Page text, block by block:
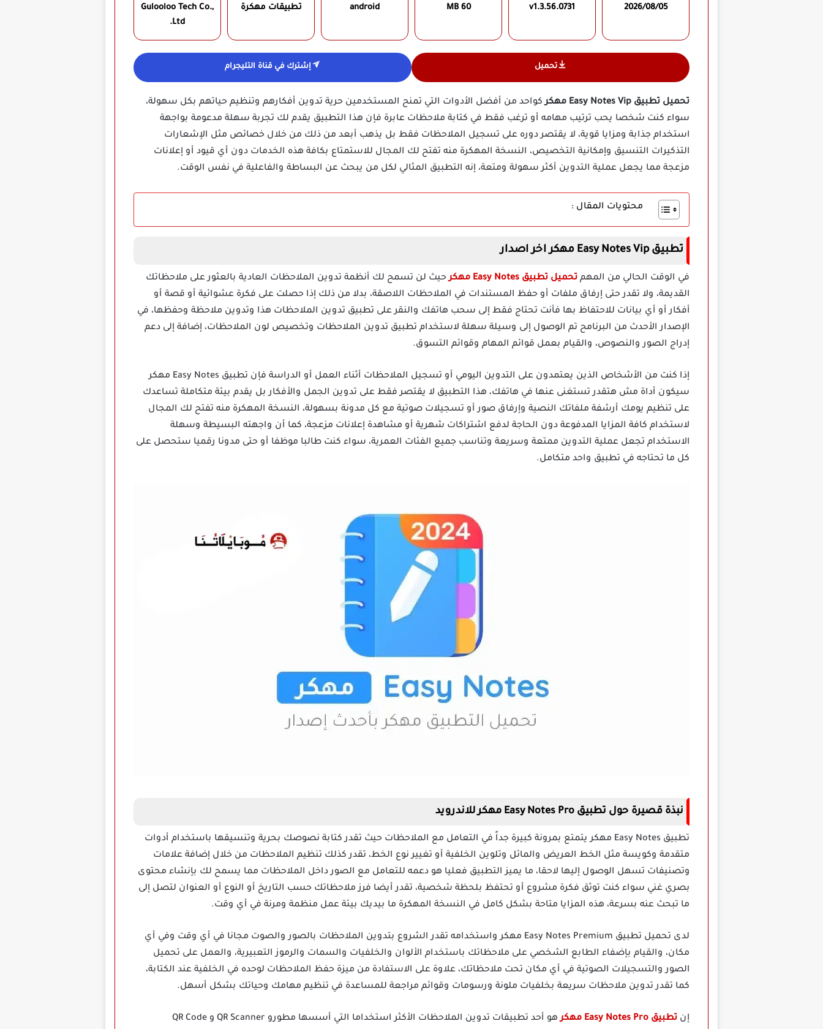
2026/08/05
v1.3.56.0731
60 MB
android تطبيقات مهكرة
Gulooloo Tech Co.,
Ltd.‏
تحميل إشترك في قناة التليجرام
تحميل تطبيق Easy Notes Vip مهكر
كواحد من أفضل الأدوات التي تمنح المستخدمين حرية تدوين أفكارهم وتنظيم حياتهم بكل سهولة،
سواء كنت شخصا يحب ترتيب مهامه أو ترغب فقط في كتابة ملاحظات عابرة فإن هذا التطبيق يقدم لك تجربة سهلة مدعومة بواجهة
استخدام جذابة ومزايا قوية، لا يقتصر دوره على تسجيل الملاحظات فقط بل يذهب أبعد من ذلك من خلال خصائص مثل الإشعارات
التذكيرات التنسيق وإمكانية التخصيص، النسخة المهكرة منه تفتح لك المجال للاستمتاع بكافة هذه الخدمات دون أي قيود أو إعلانات
مزعجة مما يجعل عملية التدوين أكثر سهولة ومتعة، إنه التطبيق المثالي لكل من يبحث عن البساطة والفاعلية في نفس الوقت.
محتويات المقال :
تطبيق Easy Notes Vip مهكر اخر اصدار
في الوقت الحالي من المهم تحميل تطبيق Easy Notes مهكر
حيث لن تسمح لك أنظمة تدوين الملاحظات العادية بالعثور على ملاحظاتك
القديمة، ولا تقدر حتى إرفاق ملفات أو حفظ المستندات في الملاحظات اللاصقة، بدلا من ذلك إذا حصلت على فكرة عشوائية أو قصة أو
أفكار أو أي بيانات للاحتفاظ بها فأنت تحتاج فقط إلى سحب هاتفك والنقر على تطبيق تدوين الملاحظات هذا وتدوين ملاحظة وحفظها، في
الإصدار الأحدث من البرنامح تم الوصول إلى وسيلة سهلة لاستخدام تطبيق تدوين الملاحظات وتخصيص لون الملاحظات، إضافة إلى دعم
إدراج الصور والنصوص، والقيام بعمل قوائم المهام وقوائم التسوق.
إذا كنت من الأشخاص الذين يعتمدون على التدوين اليومي أو تسجيل الملاحظات أثناء العمل أو الدراسة فإن تطبيق Easy Notes مهكر
سيكون أداة مش هتقدر تستغنى عنها في هاتفك، هذا التطبيق لا يقتصر فقط على تدوين الجمل والأفكار بل يقدم بيئة متكاملة تساعدك
على تنظيم يومك أرشفة ملفاتك النصية وإرفاق صور أو تسجيلات صوتية مع كل مدونة بسهولة، النسخة المهكرة منه تفتح لك المجال
لاستخدام كافة المزايا المدفوعة دون الحاجة لدفع اشتراكات شهرية أو مشاهدة إعلانات مزعجة، كما أن واجهته البسيطة وسهلة
الاستخدام تجعل عملية التدوين ممتعة وسريعة وتناسب جميع الفئات العمرية، سواء كنت طالبا موظفا أو حتى مدونا رقميا ستحصل على
كل ما تحتاجه في تطبيق واحد متكامل.
نبذة قصيرة حول تطبيق Easy Notes Pro مهكر للاندرويد
تطبيق Easy Notes مهكر يتمتع بمرونة كبيرة جداً في التعامل مع الملاحظات حيث تقدر كتابة نصوصك بحرية وتنسيقها باستخدام أدوات
متقدمة وكويسة مثل الخط العريض والمائل وتلوين الخلفية أو تغيير نوع الخط، تقدر كذلك تنظيم الملاحظات من خلال إضافة علامات
وتصنيفات تسهل الوصول إليها لاحقا، ما يميز التطبيق فعليا هو دعمه للتعامل مع الصور داخل الملاحظات مما يسمح لك بإنشاء محتوى
بصري غني سواء كنت توثق فكرة مشروع أو تحتفظ بلحظة شخصية، تقدر أيضا فرز ملاحظاتك حسب التاريخ أو النوع أو العنوان لتصل إلى
ما تبحث عنه بسرعة، هذه المزايا متاحة بشكل كامل في النسخة المهكرة ما بيديك بيئة عمل منظمة ومرنة في أي وقت.
لدى تحميل تطبيق Easy Notes Premium مهكر واستخدامه تقدر الشروع بتدوين الملاحظات بالصور والصوت مجانا في أي وقت وفي أي
مكان، والقيام بإضفاء الطابع الشخصي على ملاحظاتك باستخدام الألوان والخلفيات والسمات والرموز التعبيرية، والعمل على تحميل
الصور والتسجيلات الصوتية في أي مكان تحت ملاحظاتك، علاوة على الاستفادة من ميزة حفظ الملاحظات لوحده في الخلفية عند الكتابة،
كما تقدر تدوين ملاحظات سريعة بخلفيات ملونة ورسومات وقوائم مراجعة للمساعدة في تنظيم مهامك وحياتك بشكل أسهل.
إن تطبيق Easy Notes Pro مهكر
هو أحد تطبيقات تدوين الملاحظات الأكثر استخداما التي أسسها مطورو QR Scanner و QR Code